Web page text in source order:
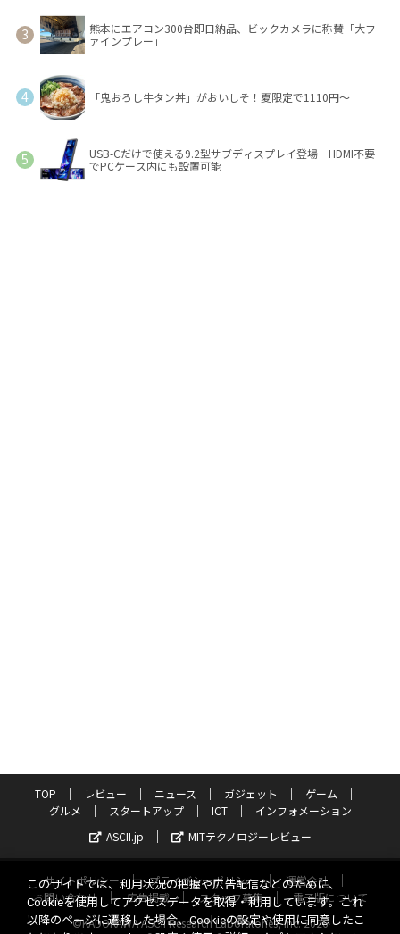
熊本にエアコン300台即日納品、ビックカメラに称賛「大フ
ァインプレー」
「鬼おろし牛タン丼」がおいしそ！夏限定で1110円～
USB-Cだけで使える9.2型サブディスプレイ登場 HDMI不要
でPCケース内にも設置可能
TOP レビュー ニュース ガジェット
ゲーム
グルメ
スタートアップ ICT
インフォメーション
ASCII.jp
MITテクノロジーレビュー
サイトポリシー プライバシーポリシー
運営会社
お問い合わせ
広告掲載 スタッフ募集
電子版について
©KADOKAWA ASCII Research Laboratories, Inc. 2026
このサイトでは、利用状況の把握や広告配信などのために、
Cookieを使用してアクセスデータを取得・利用しています。これ
以降のページに遷移した場合、Cookieの設定や使用に同意したこ